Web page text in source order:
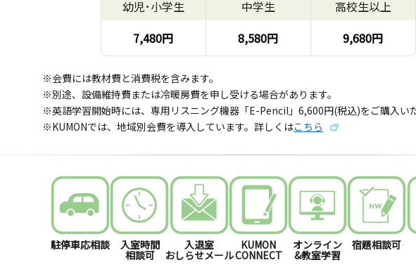
幼児･小学生
7,480円
中学生
8,580円
高校生以上
9,680円
※会費には教材費と消費税を含みます。
※別途、設備維持費または冷暖房費を申し受ける場合があります。
※英語学習開始時には、専用リスニング機器「E-Pencil」6,600円(税込)をご購入い
※KUMONでは、地域別会費を導入しています。詳しくはこちら
駐停車応相談 入室時間
相談可
入退室
おしらせメール
KUMON
CONNECT
オンライン
&教室学習
宿題相談可